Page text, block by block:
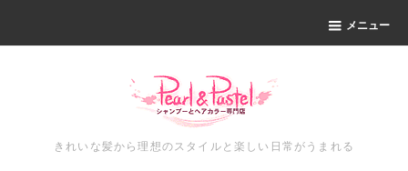
メニュー
きれいな髪から理想のスタイルと楽しい日常がうまれる